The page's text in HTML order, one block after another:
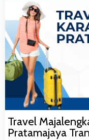
Travel
Pratamajaya